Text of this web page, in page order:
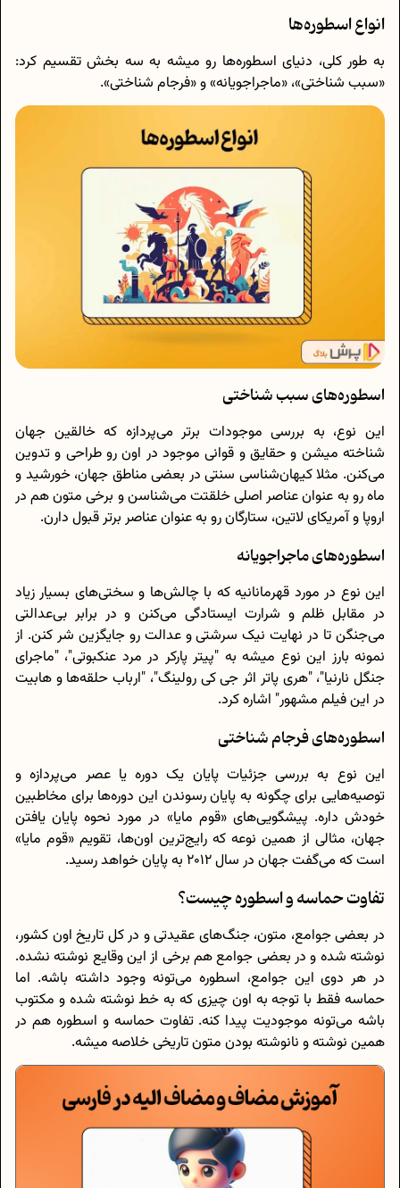
انواع اسطوره‌ها
به طور کلی، دنیای اسطوره‌ها رو میشه به سه بخش تقسیم کرد:
«سبب شناختی»، «ماجراجویانه» و «فرجام شناختی».
اسطوره‌های سبب شناختی
این نوع، به بررسی موجودات برتر می‌پردازه که خالقین جهان
شناخته میشن و حقایق و قوانی موجود در اون رو طراحی و تدوین
می‌کنن. مثلا کیهان‌شناسی سنتی در بعضی مناطق جهان، خورشید و
ماه رو به عنوان عناصر اصلی خلقتت می‌شناسن و برخی متون هم در
اروپا و آمریکای لاتین، ستارگان رو به عنوان عناصر برتر قبول دارن.
اسطوره‌های ماجراجویانه
این نوع در مورد قهرمانانیه که با چالش‌ها و سختی‌های بسیار زیاد
در مقابل ظلم و شرارت ایستادگی می‌کنن و در برابر بی‌عدالتی
می‌جنگن تا در نهایت نیک سرشتی و عدالت رو جایگزین شر کنن. از
نمونه بارز این نوع میشه به "پیتر پارکر در مرد عنکبوتی"، "ماجرای
جنگل نارنیا"، "هری پاتر اثر جی کی رولینگ"، "ارباب حلقه‌ها و هابیت
در این فیلم مشهور" اشاره کرد.
اسطوره‌های فرجام شناختی
این نوع به بررسی جزئیات پایان یک دوره یا عصر می‌پردازه و
توصیه‌هایی برای چگونه به پایان رسوندن این دوره‌ها برای مخاطبین
خودش داره. پیشگویی‌های «قوم مایا» در مورد نحوه پایان یافتن
جهان، مثالی از همین نوعه که رایج‌ترین اون‌ها، تقویم «قوم مایا»
است که می‌گفت جهان در سال 2012 به پایان خواهد رسید.
تفاوت حماسه و اسطوره چیست؟
در بعضی جوامع، متون، جنگ‌های عقیدتی و در کل تاریخ اون کشور،
نوشته شده و در بعضی جوامع هم برخی از این وقایع نوشته نشده.
در هر دوی این جوامع، اسطوره می‌تونه وجود داشته باشه. اما
حماسه فقط با توجه به اون چیزی که به خط نوشته شده و مکتوب
باشه می‌تونه موجودیت پیدا کنه. تفاوت حماسه و اسطوره هم در
همین نوشته و نانوشته بودن متون تاریخی خلاصه میشه.